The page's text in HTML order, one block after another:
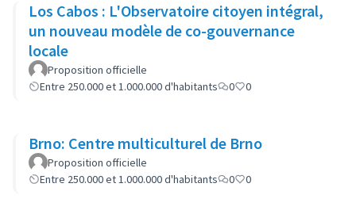
Los Cabos : L'Observatoire citoyen intégral,
un nouveau modèle de co-gouvernance
locale
Proposition officielle
Entre 250.000 et 1.000.000 d'habitants
0 0
Brno: Centre multiculturel de Brno
Proposition officielle
Entre 250.000 et 1.000.000 d'habitants
0 0